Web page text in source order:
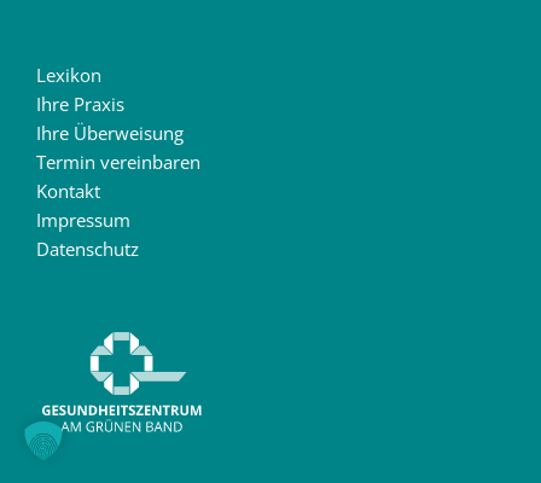
Lexikon
Ihre Praxis
Ihre Überweisung
Termin vereinbaren
Kontakt
Impressum
Datenschutz